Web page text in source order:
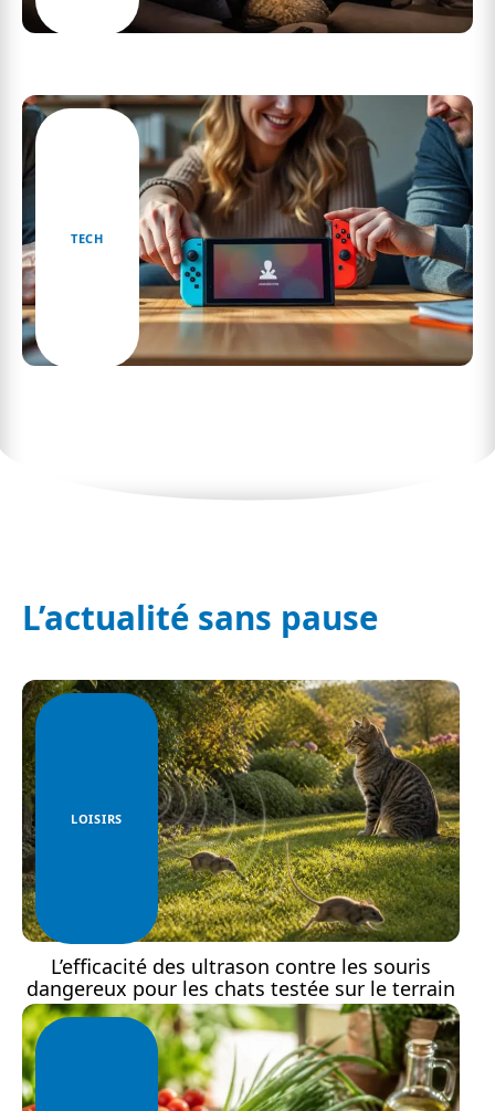
TECH
L’actualité sans pause
LOISIRS
L’efficacité des ultrason contre les souris
dangereux pour les chats testée sur le terrain